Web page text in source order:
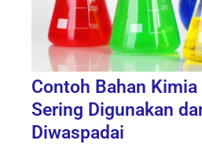
Contoh Bahan
Sering Digunakan
Diwaspadai